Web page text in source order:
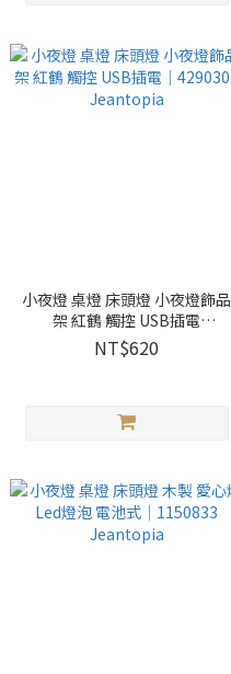
小夜燈 桌燈 床頭燈 小夜燈飾品
架 紅鶴 觸控 USB插電
│4290303 Jeantopia
NT$620